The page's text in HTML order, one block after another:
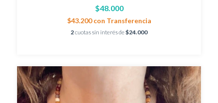
$48.000
$43.200con Transferencia
2cuotas sin interés de$24.000